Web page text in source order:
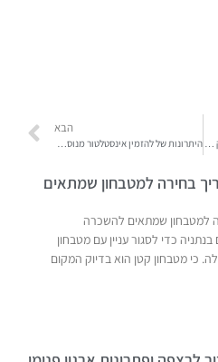
שימוש במספר מקוצר ככתובת העסק בעולם הדיגיטלי והפיזי – למה זה הדבר הבא שתצטרך?
הבא
היתרונות של להזמין אינסטלטור מנוסה כשיש לך בעיות צנרת – למה זה שווה כל שקל?
בחירה למטבחון שמתאים
למטבחון שמתאים להשכרה
כדי לסגור עניין עם מטבחון
כי מטבחון קטן הוא בדיוק המקום